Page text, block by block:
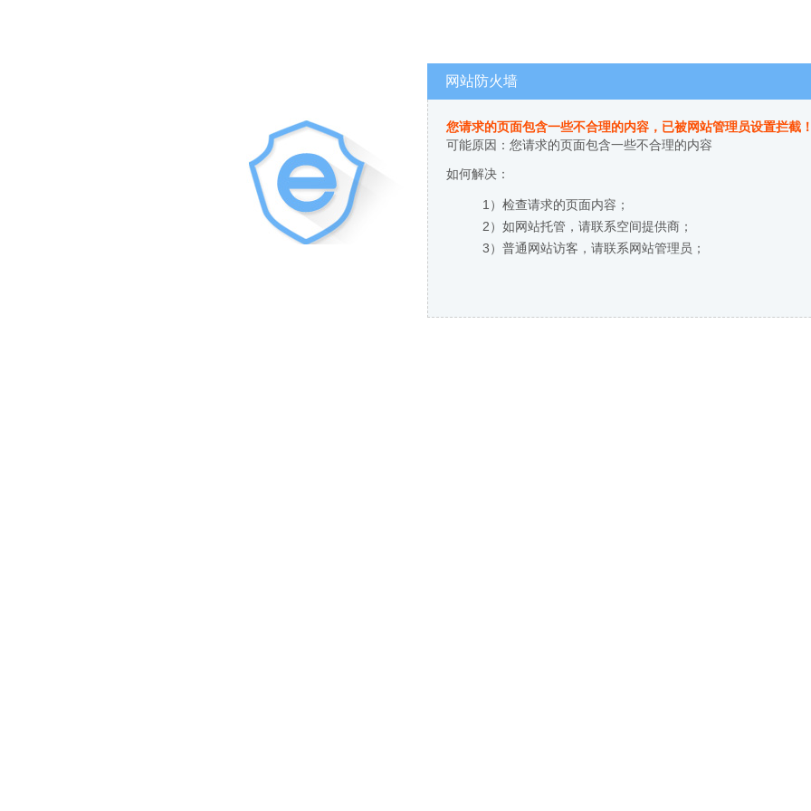
网站防火墙
您请求的页面包含一些不合理的内容，已被网站管理员设置拦截
可能原因：您请求的页面包含一些不合理的内容
如何解决：
1）检查请求的页面内容；
2）如网站托管，请联系空间提供商；
3）普通网站访客，请联系网站管理员；